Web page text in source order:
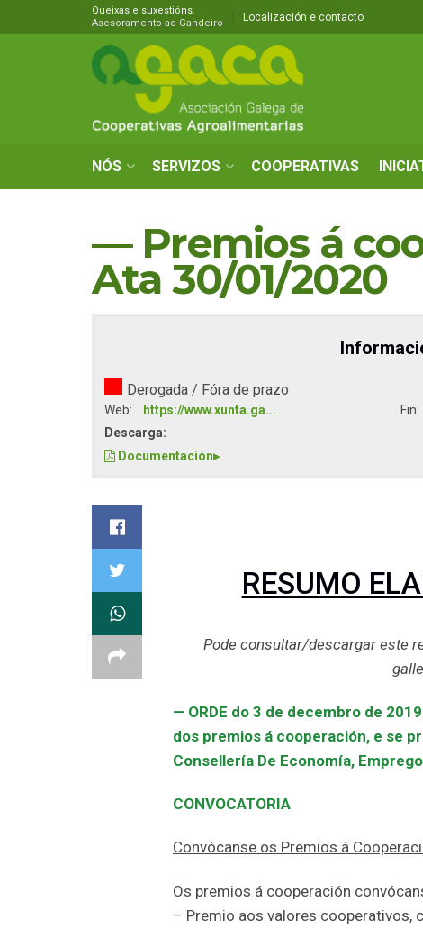
Queixas e suxestións.
Asesoramento ao Gandeiro
Localización e contacto
NÓS SERVIZOS COOPERATIVAS
— Premios á
Ata 30/01/2020
Derogada / Fóra de prazo
Web: https://www.xunta.ga... Fin:
Descarga:
Documentación▸
RESUMO
Pode consultar/descargar este
— ORDE do 3 de decembro de
dos premios á cooperación, e se
Consellería De Economía,
CONVOCATORIA
Convócanse os Premios á
Os premios á cooperación
– Premio aos valores cooperativos,